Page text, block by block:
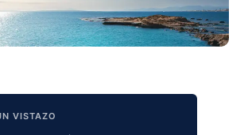
VISTAZO